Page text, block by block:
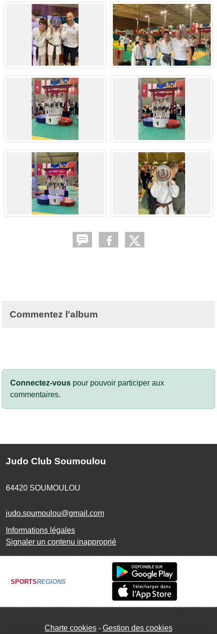
Commentez l'album
Connectez-vous pour pouvoir participer aux
commentaires.
Judo Club Soumoulou
64420 SOUMOULOU
judo.soumoulou@gmail.com
Informations légales
Signaler un contenu inapproprié
SPORTSREGIONS
Charte cookies Gestion des cookies